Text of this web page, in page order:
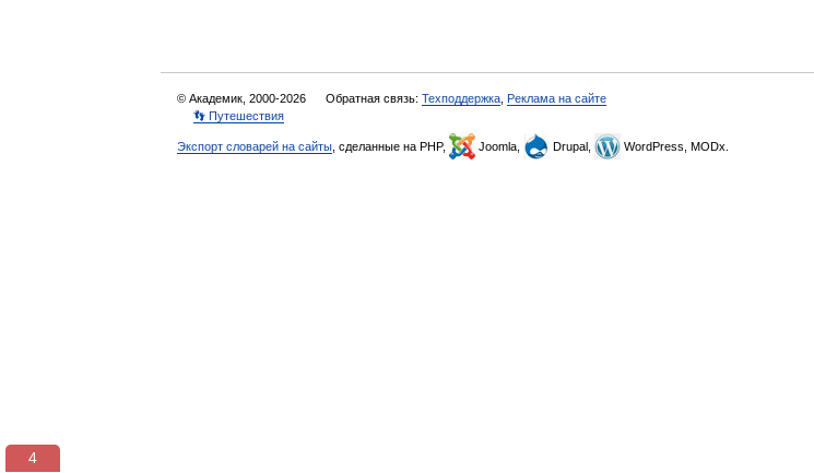
© Академик, 2000-2026 Обратная связь: Техподдержка Реклама на сайте
👣 Путешествия
Экспорт словарей на сайты , сделанные на PHP, Joomla, Drupal, WordPress, MODx.
3